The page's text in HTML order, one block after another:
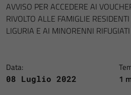
AVVISO PER ACCEDERE AI
RIVOLTO ALLE FAMIGLIE
LIGURIA E AI MINORENNI
Data:
08 Luglio 2022 1